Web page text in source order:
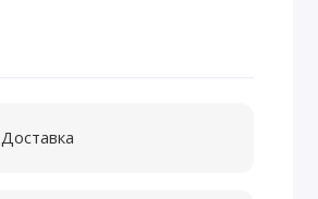
Доставка